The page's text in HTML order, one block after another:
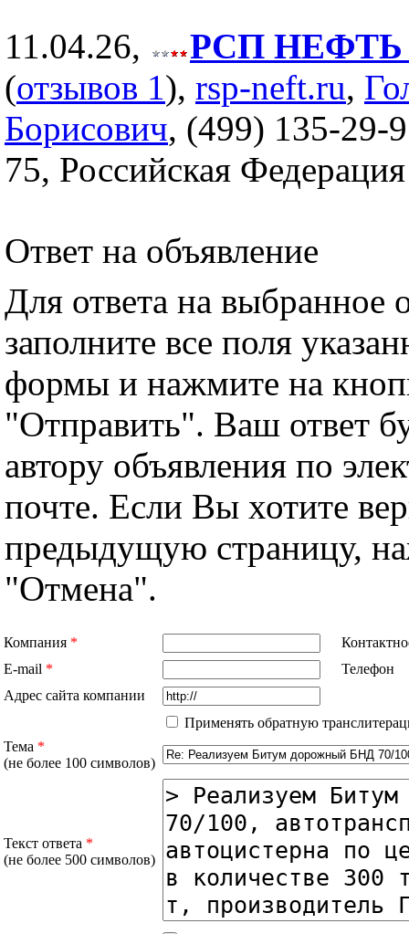
11.04.26,
РСП НЕФТЬ
(отзывов 1), rsp-neft.ru,
Борисович, (499) 135-29-
75, Российская Федерация
Ответ на объявление
Для ответа на выбранное
заполните все поля
формы и нажмите на
"Отправить". Ваш ответ
автору объявления по
почте. Если Вы хотите
предыдущую страницу,
"Отмена".
Компания *
E-mail *
Телефон
Адрес сайта компании
Применять обратную
Тема *
(не более 100 символов)
Текст ответа *
(не более 500 символов)